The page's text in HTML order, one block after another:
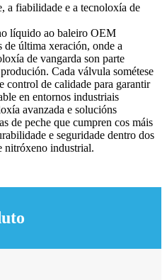
a fiabilidade e a tecnoloxía de
líquido ao baleiro OEM
de última xeración, onde a
de vangarda son parte
Cada válvula sométese
control de calidade para garantir
en entornos industriais
avanzada e solucións
de peche que cumpren cos máis
e seguridade dentro dos
nitróxeno industrial.